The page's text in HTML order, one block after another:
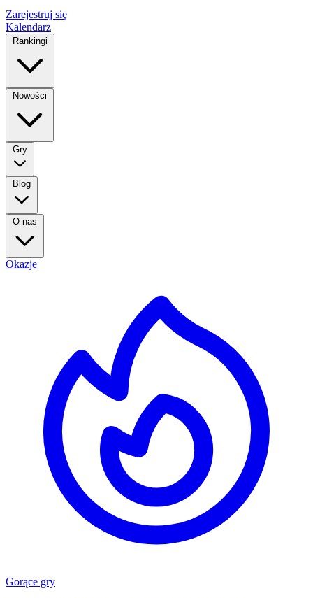
Zarejestruj się
Kalendarz
Rankingi
Nowości
Gry
Blog
O nas
Okazje
Gorące gry